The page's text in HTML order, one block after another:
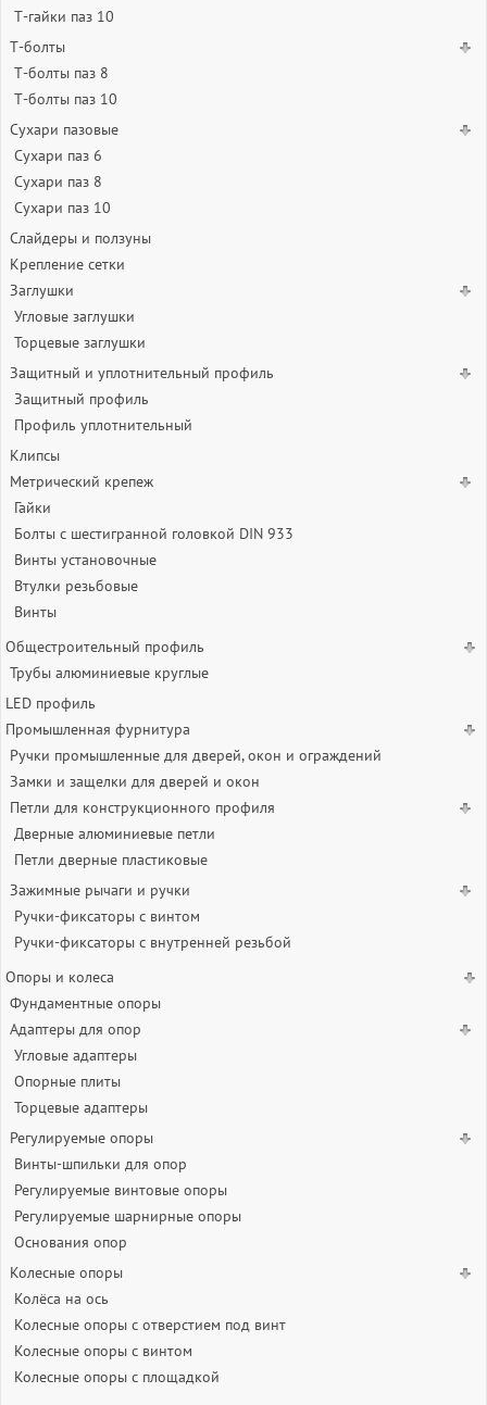
Т-гайки паз 10
Т-болты
Т-болты паз 8
Т-болты паз 10
Сухари пазовые
Сухари паз 6
Сухари паз 8
Сухари паз 10
Слайдеры и ползуны
Крепление сетки
Заглушки
Угловые заглушки
Торцевые заглушки
Защитный и уплотнительный профиль
Защитный профиль
Профиль уплотнительный
Клипсы
Метрический крепеж
Гайки
Болты с шестигранной головкой DIN 933
Винты установочные
Втулки резьбовые
Винты
Общестроительный профиль
Трубы алюминиевые круглые
LED профиль
Промышленная фурнитура
Ручки промышленные для дверей, окон и ограждений
Замки и защелки для дверей и окон
Петли для конструкционного профиля
Дверные алюминиевые петли
Петли дверные пластиковые
Зажимные рычаги и ручки
Ручки-фиксаторы c винтом
Ручки-фиксаторы c внутренней резьбой
Опоры и колеса
Фундаментные опоры
Адаптеры для опор
Угловые адаптеры
Опорные плиты
Торцевые адаптеры
Регулируемые опоры
Винты-шпильки для опор
Регулируемые винтовые опоры
Регулируемые шарнирные опоры
Основания опор
Колесные опоры
Колёса на ось
Колесные опоры с отверстием под винт
Колесные опоры с винтом
Колесные опоры с площадкой